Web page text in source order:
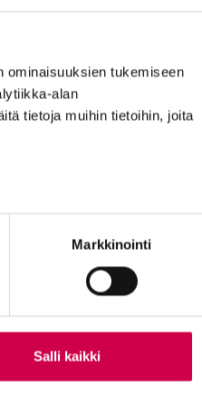
ominaisuuksien tukemiseen
alan
tietoja muihin tietoihin, joita
Markkinointi
Salli kaikki
lukijamatkat
Sana-mediassa